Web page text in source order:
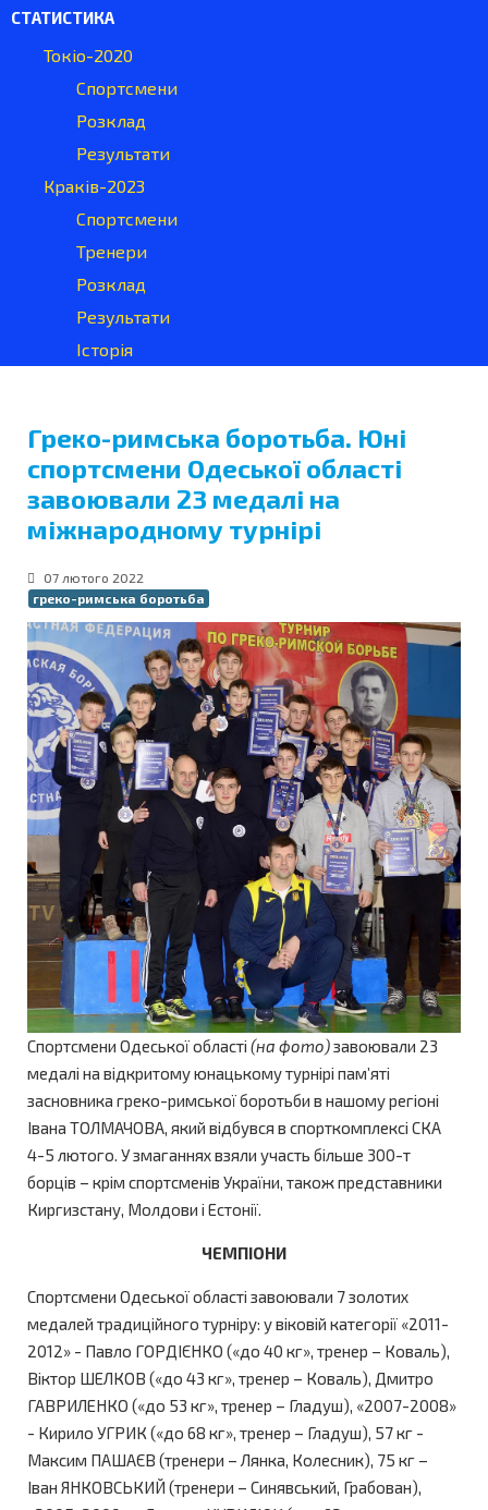
СТАТИСТИКА
Токіо-2020
Спортсмени
Розклад
Результати
Краків-2023
Спортсмени
Тренери
Розклад
Результати
Історія
Греко-римська боротьба. Юні
спортсмени Одеської області
завоювали 23 медалі на
міжнародному турнірі
07 лютого 2022
греко-римська боротьба
Спортсмени Одеської області (на фото)завоювали 23
медалі на відкритому юнацькому турнірі пам’яті
засновника греко-римської боротьби в нашому регіоні
Івана ТОЛМАЧОВА, який відбувся в спорткомплексі СКА
4-5 лютого. У змаганнях взяли участь більше 300-т
борців – крім спортсменів України, також представники
Киргизстану, Молдови і Естонії.
ЧЕМПІОНИ
Спортсмени Одеської області завоювали 7 золотих
медалей традиційного турніру: у віковій категорії «2011-
2012» - Павло ГОРДІЄНКО («до 40 кг», тренер – Коваль),
Віктор ШЕЛКОВ («до 43 кг», тренер – Коваль), Дмитро
ГАВРИЛЕНКО («до 53 кг», тренер – Гладуш), «2007-2008»
- Кирило УГРИК («до 68 кг», тренер – Гладуш), 57 кг -
Максим ПАШАЄВ (тренери – Лянка, Колесник), 75 кг –
Іван ЯНКОВСЬКИЙ (тренери – Синявський, Грабован),